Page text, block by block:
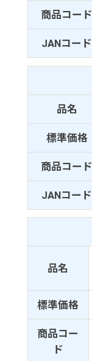
商品コード
JANコード
品名
標準価格
商品コード
JANコード
品名
標準価格
商品コー
ド